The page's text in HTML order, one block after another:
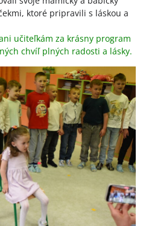
ktoré pripravili s láskou a
učiteľkám za krásny program
chvíľ plných radosti a lásky.